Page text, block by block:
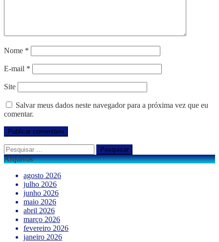
Nome *
E-mail *
Site
Salvar meus dados neste navegador para a próxima vez que eu
comentar.
Pesquisar
por:
Arquivos
agosto 2026
julho 2026
junho 2026
maio 2026
abril 2026
março 2026
fevereiro 2026
janeiro 2026